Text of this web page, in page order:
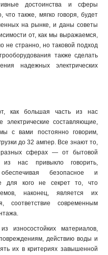
достоинства и сферы
также, мягко говоря, будет
на рынке, и даны советы
от, как мы выражаемся,
не странно, но таковой подход
также сделать
надежных электрических
как большая часть из нас
электрические составляющие,
с вами постоянно говорим,
до 32 ампер. Все знают то,
сферах — от бытовой
нас привыкло говорить,
безопасное и
для кого не секрет то, что
наконец, является их
соответствие современным
износостойких материалов,
действию воды и
их в критериях завышенной